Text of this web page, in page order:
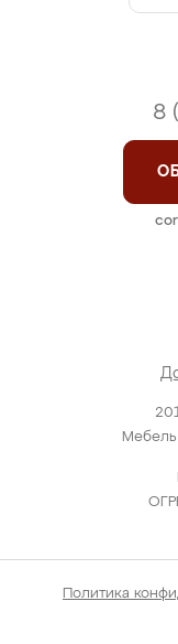
Мебель
8
Политика